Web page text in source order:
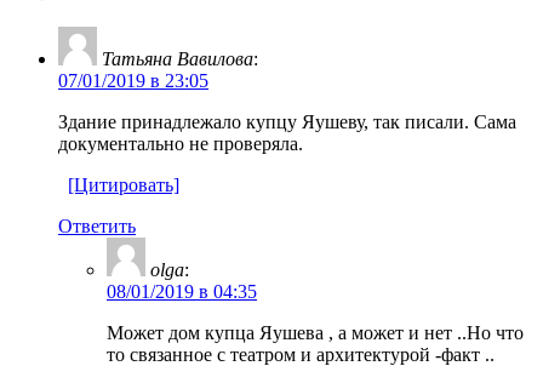
Татьяна Вавилова:
07/01/2019 в 23:05
Здание принадлежало купцу Яушеву, так писали. Сама
документально не проверяла.
[Цитировать]
Ответить
olga:
08/01/2019 в 04:35
Может дом купца Яушева , а может и нет ..Но что
то связанное с театром и архитектурой -факт ..